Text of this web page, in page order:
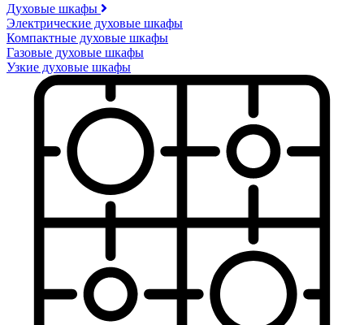
Духовые шкафы
Электрические духовые шкафы
Компактные духовые шкафы
Газовые духовые шкафы
Узкие духовые шкафы